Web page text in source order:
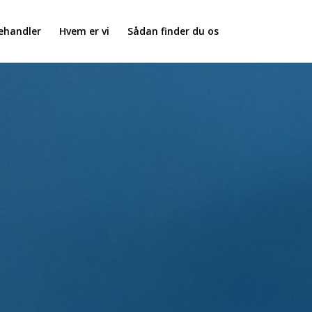
Hvem er vi Sådan finder du os